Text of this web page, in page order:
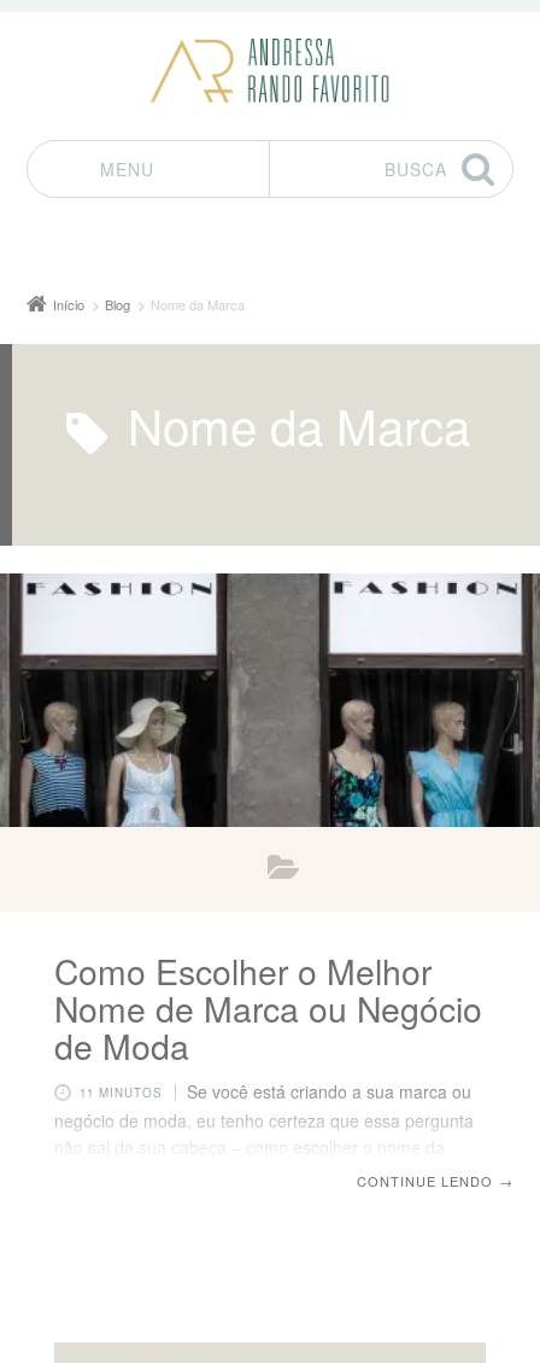
MENU
BUSCA
Início Blog Nome da Marca
Nome da Marca
Como Escolher o Melhor
Nome de Marca ou Negócio
de Moda
11 MINUTOS
Se você está criando a sua marca ou
negócio de moda, eu tenho certeza que essa pergunta
não sai da sua cabeça – como escolher o nome da
minha marca? Esse é um tema que eu recebo com
CONTINUE LENDO →